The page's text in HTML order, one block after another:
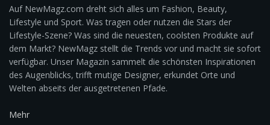
Auf NewMagz.com dreht sich alles um Fashion, Beauty,
Lifestyle und Sport. Was tragen oder nutzen die Stars der
Lifestyle-Szene? Was sind die neuesten, coolsten Produkte auf
dem Markt? NewMagz stellt die Trends vor und macht sie sofort
verfügbar. Unser Magazin sammelt die schönsten Inspirationen
des Augenblicks, trifft mutige Designer, erkundet Orte und
Welten abseits der ausgetretenen Pfade.
Mehr